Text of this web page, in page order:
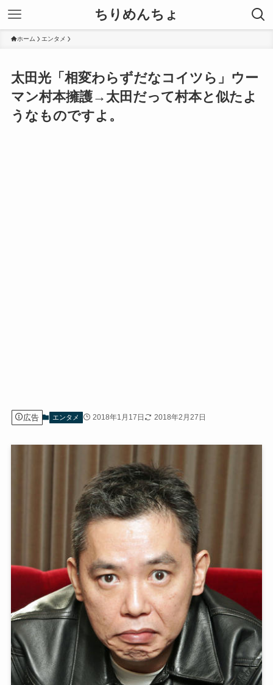
ちりめんちょ
ホーム エンタメ
太田光「相変わらずだなコイツら」ウー
マン村本擁護→太田だって村本と似たよ
うなものですよ。
広告 エンタメ 2018年1月17日 2018年2月27日